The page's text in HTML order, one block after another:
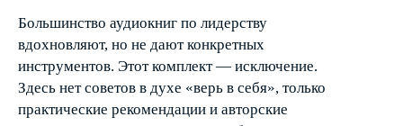
Большинство аудиокниг по лидерству
вдохновляют, но не дают конкретных
инструментов. Этот комплект — исключение.
Здесь нет советов в духе «верь в себя», только
практические рекомендации и авторские